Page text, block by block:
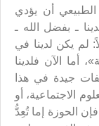
الطبيعي أن يؤدي
ـ بفضل الله ـ
لم يكن لدينا في
أما الآن فلدينا
جيدة في هذا
الاجتماعية، أو
الحوزة إما تُعِدُّ